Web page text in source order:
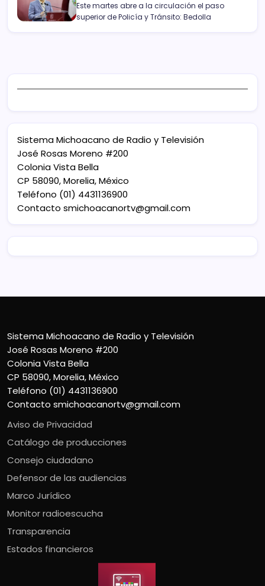
Este martes abre a la circulación el paso
superior de Policía y Tránsito: Bedolla
Sistema Michoacano de Radio y Televisión
José Rosas Moreno #200
Colonia Vista Bella
CP 58090, Morelia, México
Teléfono (01) 4431136900
Contacto smichoacanortv@gmail.com
Sistema Michoacano de Radio y Televisión
José Rosas Moreno #200
Colonia Vista Bella
CP 58090, Morelia, México
Teléfono (01) 4431136900
Contacto smichoacanortv@gmail.com
Aviso de Privacidad
Catálogo de producciones
Consejo ciudadano
Defensor de las audiencias
Marco Jurídico
Monitor radioescucha
Transparencia
Estados financieros